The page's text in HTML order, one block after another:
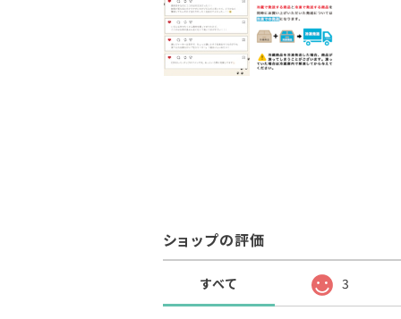
ショップの評価
すべて 3